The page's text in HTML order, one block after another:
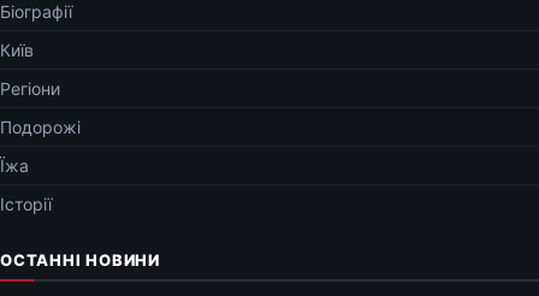
Біографії
Київ
Регіони
Подорожі
Їжа
Історії
ОСТАННІ НОВИНИ